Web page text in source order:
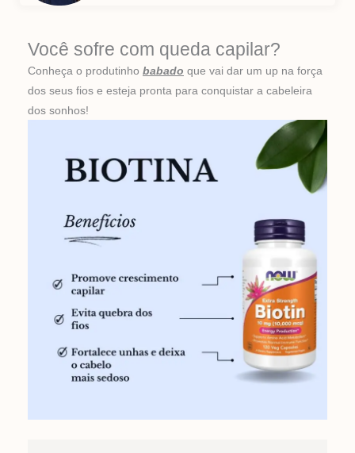
Você sofre com queda capilar?
Conheça o produtinho babado que vai dar um up na força
dos seus fios e esteja pronta para conquistar a cabeleira
dos sonhos!